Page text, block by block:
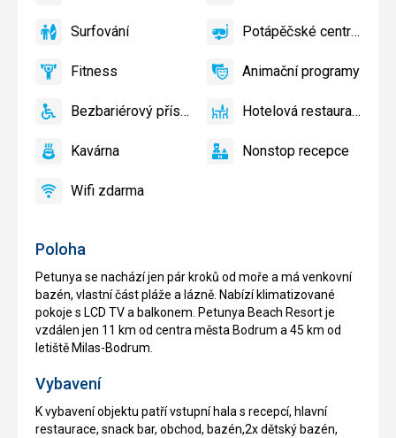
Poloha
Petunya se nachází jen pár kroků od moře a má venkovní
bazén, vlastní část pláže a lázně. Nabízí klimatizované
pokoje s LCD TV a balkonem. Petunya Beach Resort je
vzdálen jen 11 km od centra města Bodrum a 45 km od
letiště Milas-Bodrum.
Vybavení
K vybavení objektu patří vstupní hala s recepcí, hlavní
restaurace, snack bar, obchod, bazén,2x dětský bazén,
Lehátka
a
slunečníky
na
zdarma
Dětské
Dětský
Surfování
Surfování
ano
Potápěčské
Potápěčské centrum
ano
FitnessFitness
ano
Animační
Animační programy
ano
Bezbariérový
Bezbariérový přístup
ano
Hotelová
Hotelová restaurace
ano
KavárnaKavárna
ano
NonstopNonstop recepce
ano
Wifi
Wifi zdarma
ano